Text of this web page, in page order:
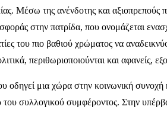
Μέσω της ανένδοτης και αξιοπρεπούς
στην πατρίδα, που ονομάζεται
του πιο βαθιού χρώματος να
περιθωριοποιούνται και αφανείς,
οδηγεί μια χώρα στην κοινωνική
συλλογικού συμφέροντος. Στην